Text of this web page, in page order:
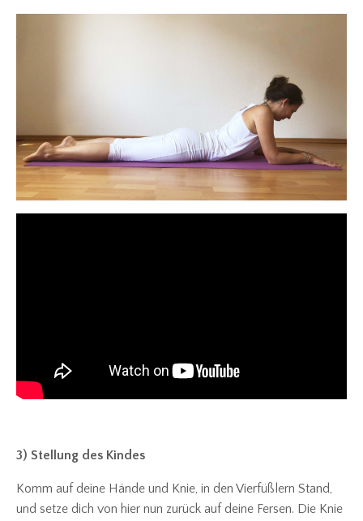
3) Stellung des Kindes
Komm auf deine Hände und Knie, in den Vierfüßlern Stand,
und setze dich von hier nun zurück auf deine Fersen. Die Knie